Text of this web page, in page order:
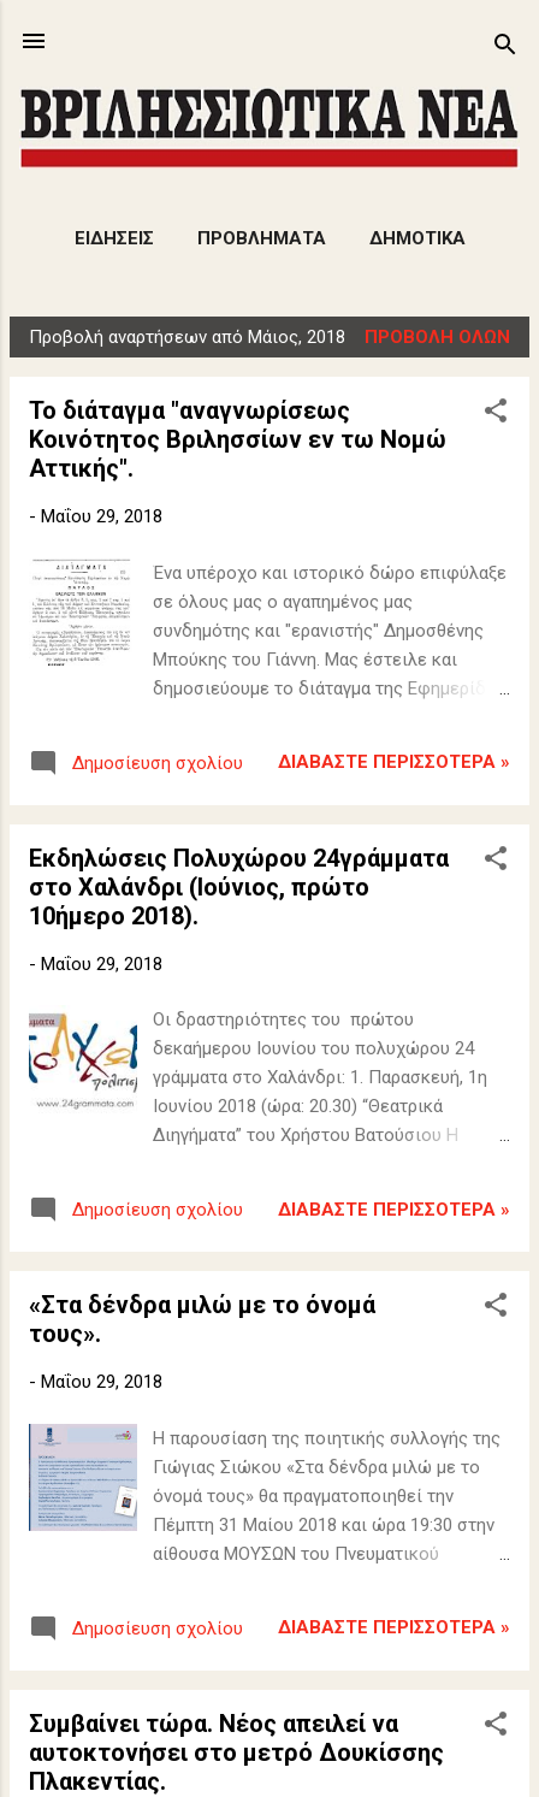
ΕΙΔΗΣΕΙΣ ΠΡΟΒΛΗΜΑΤΑ ΔΗΜΟΤΙΚΑ
ΠΟΛΙΤΙΣΜΟΣ
Α
ν
Προβολή αναρτήσεων από Μάιος, 2018 ΠΡΟΒΟΛΉ ΌΛΩΝ
Το διάταγμα "αναγνωρίσεως
Κοινότητος Βριλησσίων εν τω Νομώ
Αττικής".
- Μαΐου 29, 2018
Ένα υπέροχο και ιστορικό δώρο επιφύλαξε
σε όλους μας ο αγαπημένος μας
συνδημότης και "ερανιστής" Δημοσθένης
Μπούκης του Γιάννη. Μας έστειλε και
δημοσιεύουμε το διάταγμα της Εφημερίδος
Αττικής"που υπεγράφη "εν Αθήναις τη 29η
Ιουλίου 1949", από τον "Παύλο Βασιλέα των
Υπουργό Φ. Ζαίμη". Το ιστορικό για την
πόλη μας κείμενο: "Ο συνοικισμός
"Βριλήσσια", αποσπώμενος του εις ον νυν
και τω Νομώ Αττικής, αναγνωρίζεται εις
ιδίαν Κοινότητα, υπό το όνομα "Κοινότης
Βριλησσίων", με έδραν τον ομώνυμον
συνοικισμόν". Τις ευχαριστίες μας .
Δημοσίευση σχολίου ΔΙΑΒΆΣΤΕ ΠΕΡΙΣΣΌΤΕΡΑ »
Εκδηλώσεις Πολυχώρου 24γράμματα
στο Χαλάνδρι (Ιούνιος, πρώτο
10ήμερο 2018).
- Μαΐου 29, 2018
Οι δραστηριότητες του πρώτου
δεκαήμερου Ιουνίου του πολυχώρου 24
γράμματα στο Χαλάνδρι: 1. Παρασκευή, 1η
Ιουνίου 2018 (ώρα: 20.30) “Θεατρικά
Διηγήματα” του Χρήστου Βατούσιου Η
συγγραφέας Χρήστος Βατούσιος και η
Νικολέτα Παπανικολάου (ηθοποιός,
Δημοσίευση σχολίου ΔΙΑΒΆΣΤΕ ΠΕΡΙΣΣΌΤΕΡΑ »
«Στα δένδρα μιλώ με το όνομά
τους».
- Μαΐου 29, 2018
Η παρουσίαση της ποιητικής συλλογής της
Γιώγιας Σιώκου «Στα δένδρα μιλώ με το
όνομά τους» θα πραγματοποιηθεί την
Πέμπτη 31 Μαίου 2018 και ώρα 19:30 στην
αίθουσα ΜΟΥΣΩΝ του Πνευματικού
Δημοσίευση σχολίου ΔΙΑΒΆΣΤΕ ΠΕΡΙΣΣΌΤΕΡΑ »
Συμβαίνει τώρα. Νέος απειλεί να
αυτοκτονήσει στο μετρό Δουκίσσης
Πλακεντίας.